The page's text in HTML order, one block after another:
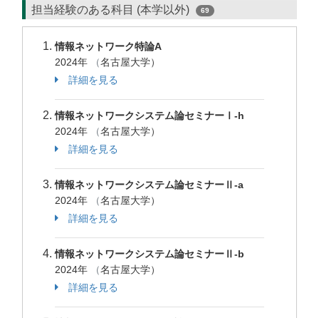
担当経験のある科目 (本学以外) 69
情報ネットワーク特論A
2024年
（名古屋大学）
詳細を見る
情報ネットワークシステム論セミナーⅠ-h
2024年
（名古屋大学）
詳細を見る
情報ネットワークシステム論セミナーⅡ-a
2024年
（名古屋大学）
詳細を見る
情報ネットワークシステム論セミナーⅡ-b
2024年
（名古屋大学）
詳細を見る